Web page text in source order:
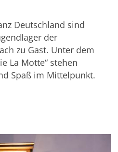
Deutschland sind
der
zu Gast. Unter dem
La Motte“ stehen
Spaß im Mittelpunkt.